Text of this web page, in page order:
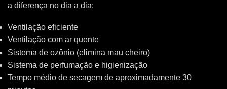
a diferença no dia a dia:
Ventilação eficiente
Ventilação com ar quente
Sistema de ozônio (elimina mau cheiro)
Sistema de perfumação e higienização
Tempo médio de secagem de aproximadamente 30